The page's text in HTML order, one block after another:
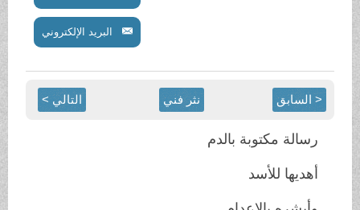
البريد الإلكتروني
< السابق نثر فني التالي >
رسالة مكتوبة بالدم
أهديها للأسد